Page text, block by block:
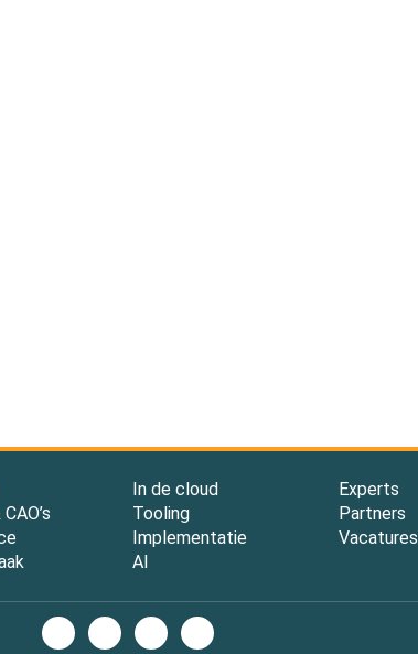
In de cloud
Tooling
Implementatie
AI
Experts
Partners
Vacatures